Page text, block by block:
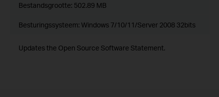
Bestandsgrootte: 502.89 MB
Besturingssysteem: Windows 7/10/11/Server 2008 32bits
Updates the Open Source Software Statement.